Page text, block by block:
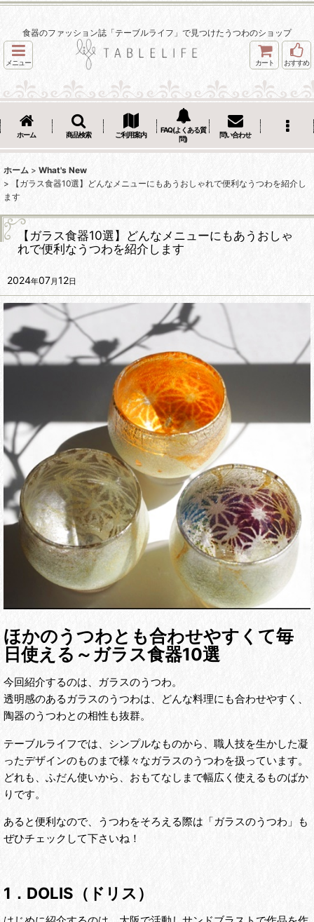
食器のファッション誌「テーブルライフ」で見つけたうつわのショップ
メニュー カート おすすめ
ホーム 商品検索 ご利用案内
FAQ(よくある質
問)
問い合わせ
ホーム > What's New
>
【ガラス食器10選】どんなメニューにもあうおしゃれで便利なうつわを紹介し
ます
【ガラス食器10選】どんなメニューにもあうおしゃ
れで便利なうつわを紹介します
2024年07月12日
ほかのうつわとも合わせやすくて毎
日使える～ガラス食器10選
今回紹介するのは、ガラスのうつわ。
透明感のあるガラスのうつわは、どんな料理にも合わせやすく、
陶器のうつわとの相性も抜群。
テーブルライフでは、シンプルなものから、職人技を生かした凝
ったデザインのものまで様々なガラスのうつわを扱っています。
どれも、ふだん使いから、おもてなしまで幅広く使えるものばか
りです。
あると便利なので、うつわをそろえる際は「ガラスのうつわ」も
ぜひチェックして下さいね！
1．DOLIS（ドリス）